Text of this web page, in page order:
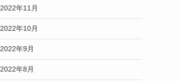
2022年11月
2022年10月
2022年9月
2022年8月